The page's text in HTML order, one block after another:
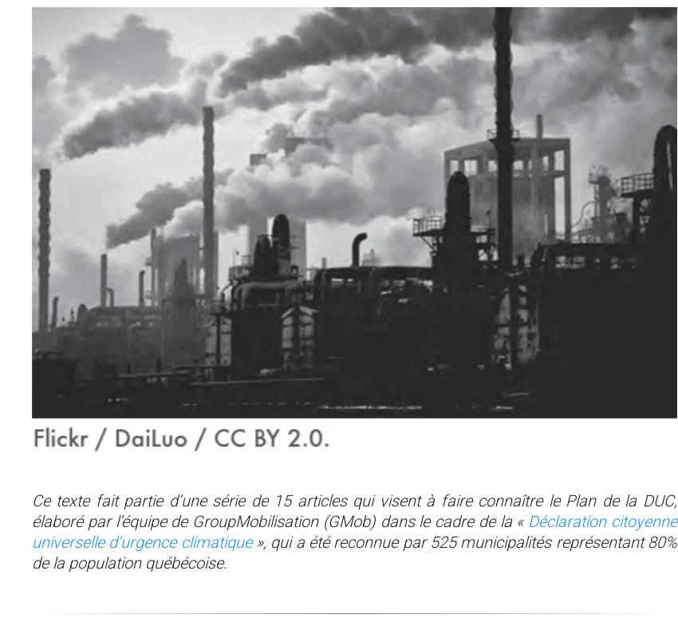
Ce texte fait partie d’une série de 15 articles qui visent à faire connaître le Plan de la DUC,
élaboré par l’équipe de GroupMobilisation (GMob) dans le cadre de la « Déclaration citoyenne
universelle d’urgence climatique», qui a été reconnue par 525 municipalités représentant 80%
de la population québécoise.